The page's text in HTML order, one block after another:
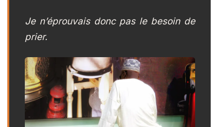
Je n’éprouvais donc pas le besoin de
prier.